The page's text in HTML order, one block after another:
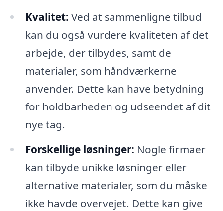
Kvalitet: Ved at sammenligne tilbud
kan du også vurdere kvaliteten af det
arbejde, der tilbydes, samt de
materialer, som håndværkerne
anvender. Dette kan have betydning
for holdbarheden og udseendet af dit
nye tag.
Forskellige løsninger: Nogle firmaer
kan tilbyde unikke løsninger eller
alternative materialer, som du måske
ikke havde overvejet. Dette kan give